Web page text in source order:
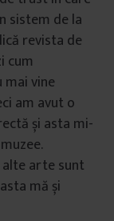
sistem de la
revista de
cum
mai vine
am avut o
și asta mi-
arte sunt
mă și